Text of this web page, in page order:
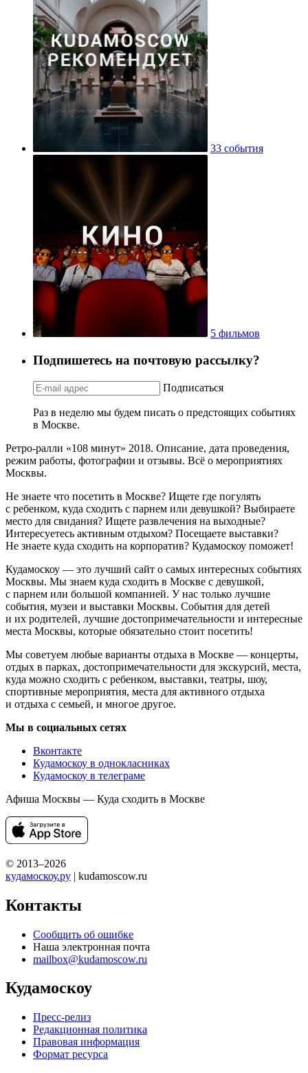
33 события
5 фильмов
Подпишетесь на почтовую рассылку?
Подписаться
Раз в неделю мы будем писать о предстоящих событиях
в Москве.
Ретро-ралли «108 минут» 2018. Описание, дата проведения,
режим работы, фотографии и отзывы. Всё о мероприятиях
Москвы.
Не знаете что посетить в Москве? Ищете где погулять
с ребенком, куда сходить с парнем или девушкой? Выбираете
место для свидания? Ищете развлечения на выходные?
Интересуетесь активным отдыхом? Посещаете выставки?
Не знаете куда сходить на корпоратив? Кудамоскоу поможет!
Кудамоскоу — это лучший сайт о самых интересных событиях
Москвы. Мы знаем куда сходить в Москве с девушкой,
с парнем или большой компанией. У нас только лучшие
события, музеи и выставки Москвы. События для детей
и их родителей, лучшие достопримечательности и интересные
места Москвы, которые обязательно стоит посетить!
Мы советуем любые варианты отдыха в Москве — концерты,
отдых в парках, достопримечательности для экскурсий, места,
куда можно сходить с ребенком, выставки, театры, шоу,
спортивные мероприятия, места для активного отдыха
и отдыха с семьей, и многое другое.
Мы в социальных сетях
Вконтакте
Кудамоскоу в однокласниках
Кудамоскоу в телеграме
Афиша Москвы — Куда сходить в Москве
© 2013–2026
кудамоскоу.ру | kudamoscow.ru
Контакты
Сообщить об ошибке
Наша электронная почта
mailbox@kudamoscow.ru
Кудамоскоу
Пресс-релиз
Редакционная политика
Правовая информация
Формат ресурса